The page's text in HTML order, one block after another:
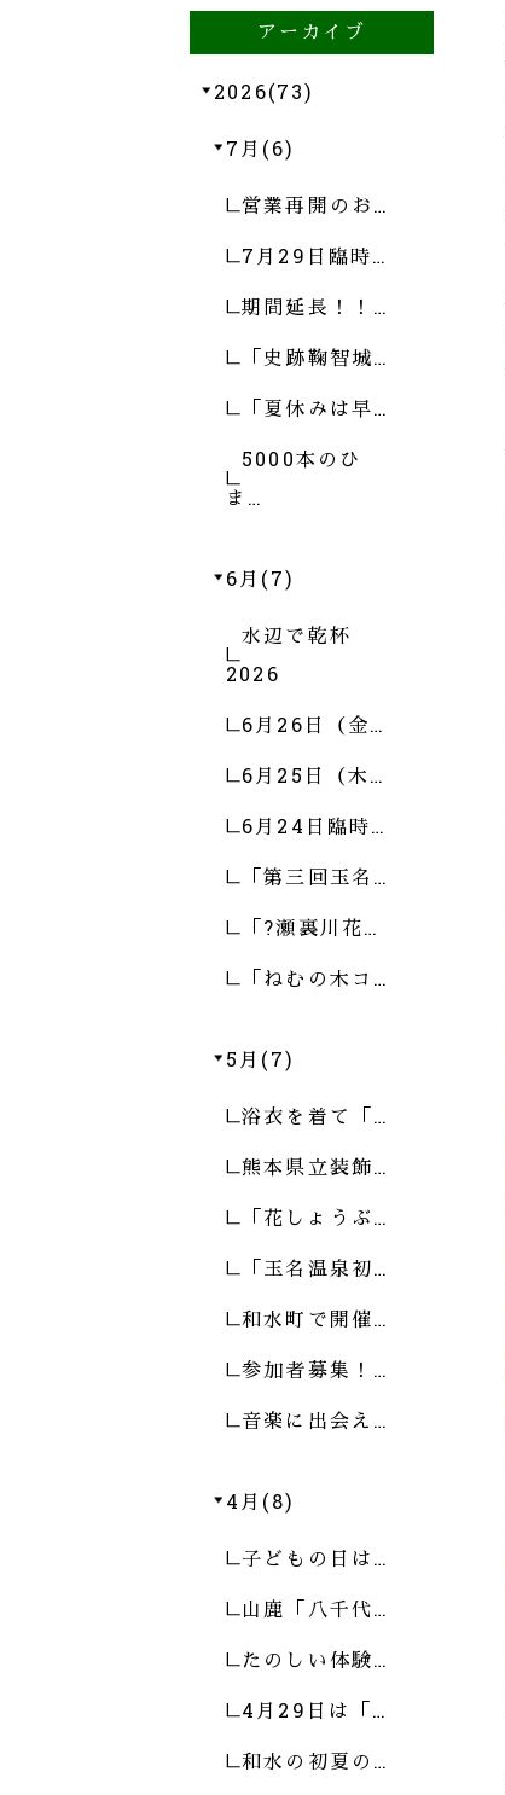
アーカイブ
2026(73)
7月(6)
営業再開のお…
7月29日臨時…
期間延長！！…
「史跡鞠智城…
「夏休みは早…
5000本のひ
ま…
6月(7)
水辺で乾杯
2026
6月26日（金…
6月25日（木…
6月24日臨時…
「第三回玉名…
「?瀬裏川花…
「ねむの木コ…
5月(7)
浴衣を着て「…
熊本県立装飾…
「花しょうぶ…
「玉名温泉初…
和水町で開催…
参加者募集！…
音楽に出会え…
4月(8)
子どもの日は…
山鹿「八千代…
たのしい体験…
4月29日は「…
和水の初夏の…